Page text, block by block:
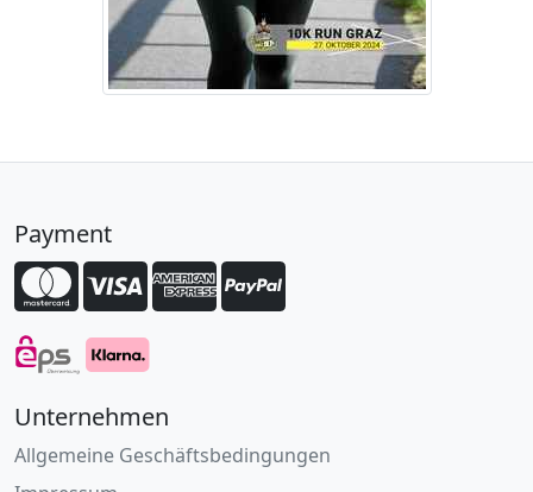
Payment
Unternehmen
Allgemeine Geschäftsbedingungen